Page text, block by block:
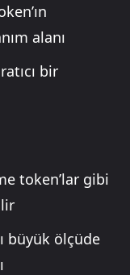
alanı
bir
token’lar gibi
büyük ölçüde